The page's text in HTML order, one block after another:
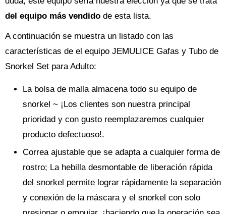
del equipo más vendido de esta lista.
A continuación se muestra un listado con las
características de el equipo JEMULICE Gafas y Tubo de
Snorkel Set para Adulto:
La bolsa de malla almacena todo su equipo de
snorkel ~ ¡Los clientes son nuestra principal
prioridad y con gusto reemplazaremos cualquier
producto defectuoso!.
Correa ajustable que se adapta a cualquier forma de
rostro; La hebilla desmontable de liberación rápida
del snorkel permite lograr rápidamente la separación
y conexión de la máscara y el snorkel con solo